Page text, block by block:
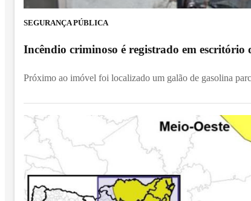
SEGURANÇA PÚBLICA
Incêndio criminoso é registrado em escritório
Próximo ao imóvel foi localizado um galão de gasolina